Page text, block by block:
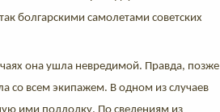
болгарскими самолетами советских
она ушла невредимой. Правда, позже
со всем экипажем. В одном из случаев